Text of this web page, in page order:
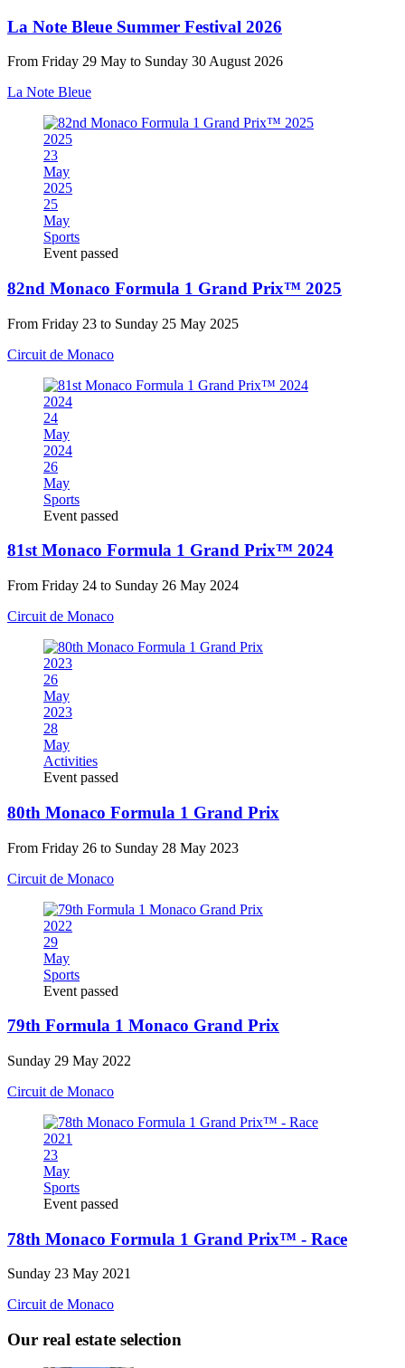
La Note Bleue Summer Festival 2026
From Friday 29 May to Sunday 30 August 2026
La Note Bleue
2025
23
May
2025
25
May
Sports
Event passed
82nd Monaco Formula 1 Grand Prix™ 2025
From Friday 23 to Sunday 25 May 2025
Circuit de Monaco
2024
24
May
2024
26
May
Sports
Event passed
81st Monaco Formula 1 Grand Prix™ 2024
From Friday 24 to Sunday 26 May 2024
Circuit de Monaco
2023
26
May
2023
28
May
Activities
Event passed
80th Monaco Formula 1 Grand Prix
From Friday 26 to Sunday 28 May 2023
Circuit de Monaco
2022
29
May
Sports
Event passed
79th Formula 1 Monaco Grand Prix
Sunday 29 May 2022
Circuit de Monaco
2021
23
May
Sports
Event passed
78th Monaco Formula 1 Grand Prix™ - Race
Sunday 23 May 2021
Circuit de Monaco
Our real estate selection